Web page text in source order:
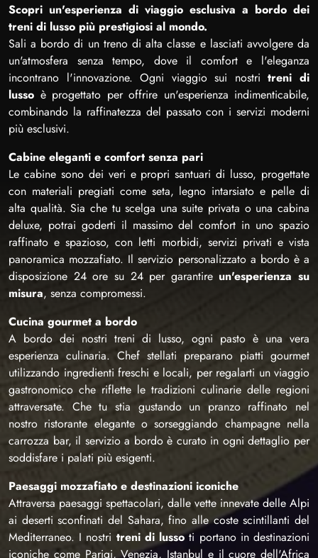
Scopri un'esperienza di viaggio esclusiva a bordo dei
treni di lusso più prestigiosi al mondo.
Sali a bordo di un treno di alta classe e lasciati avvolgere da
un'atmosfera senza tempo, dove il comfort e l'eleganza
incontrano l'innovazione. Ogni viaggio sui nostritreni di
lusso è progettato per offrire un'esperienza indimenticabile,
combinando la raffinatezza del passato con i servizi moderni
più esclusivi.
Cabine eleganti e comfort senza pari
Le cabine sono dei veri e propri santuari di lusso, progettate
con materiali pregiati come seta, legno intarsiato e pelle di
alta qualità. Sia che tu scelga una suite privata o una cabina
deluxe, potrai goderti il massimo del comfort in uno spazio
raffinato e spazioso, con letti morbidi, servizi privati e vista
panoramica mozzafiato. Il servizio personalizzato a bordo è a
disposizione 24 ore su 24 per garantire un'esperienza su
misura, senza compromessi.
Cucina gourmet a bordo
A bordo dei nostri treni di lusso, ogni pasto è una vera
esperienza culinaria. Chef stellati preparano piatti gourmet
utilizzando ingredienti freschi e locali, per regalarti un viaggio
gastronomico che riflette le tradizioni culinarie delle regioni
attraversate. Che tu stia gustando un pranzo raffinato nel
nostro ristorante elegante o sorseggiando champagne nella
carrozza bar, il servizio a bordo è curato in ogni dettaglio per
soddisfare i palati più esigenti.
Paesaggi mozzafiato e destinazioni iconiche
Attraversa paesaggi spettacolari, dalle vette innevate delle Alpi
ai deserti sconfinati del Sahara, fino alle coste scintillanti del
Mediterraneo. I nostri treni di lussoti portano in destinazioni
iconiche come Parigi, Venezia, Istanbul e il cuore dell'Africa